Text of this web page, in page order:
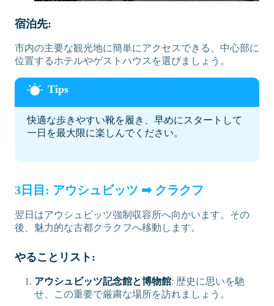
宿泊先:
市内の主要な観光地に簡単にアクセスできる、中心部に
位置するホテルやゲストハウスを選びましょう。
快適な歩きやすい靴を履き、早めにスタートして
一日を最大限に楽しんでください。
3日目: アウシュビッツ ➡ クラクフ
翌日はアウシュビッツ強制収容所へ向かいます。その
後、魅力的な古都クラクフへ移動します。
やることリスト:
アウシュビッツ記念館と博物館: 歴史に思いを馳
せ、この重要で厳粛な場所を訪れましょう。